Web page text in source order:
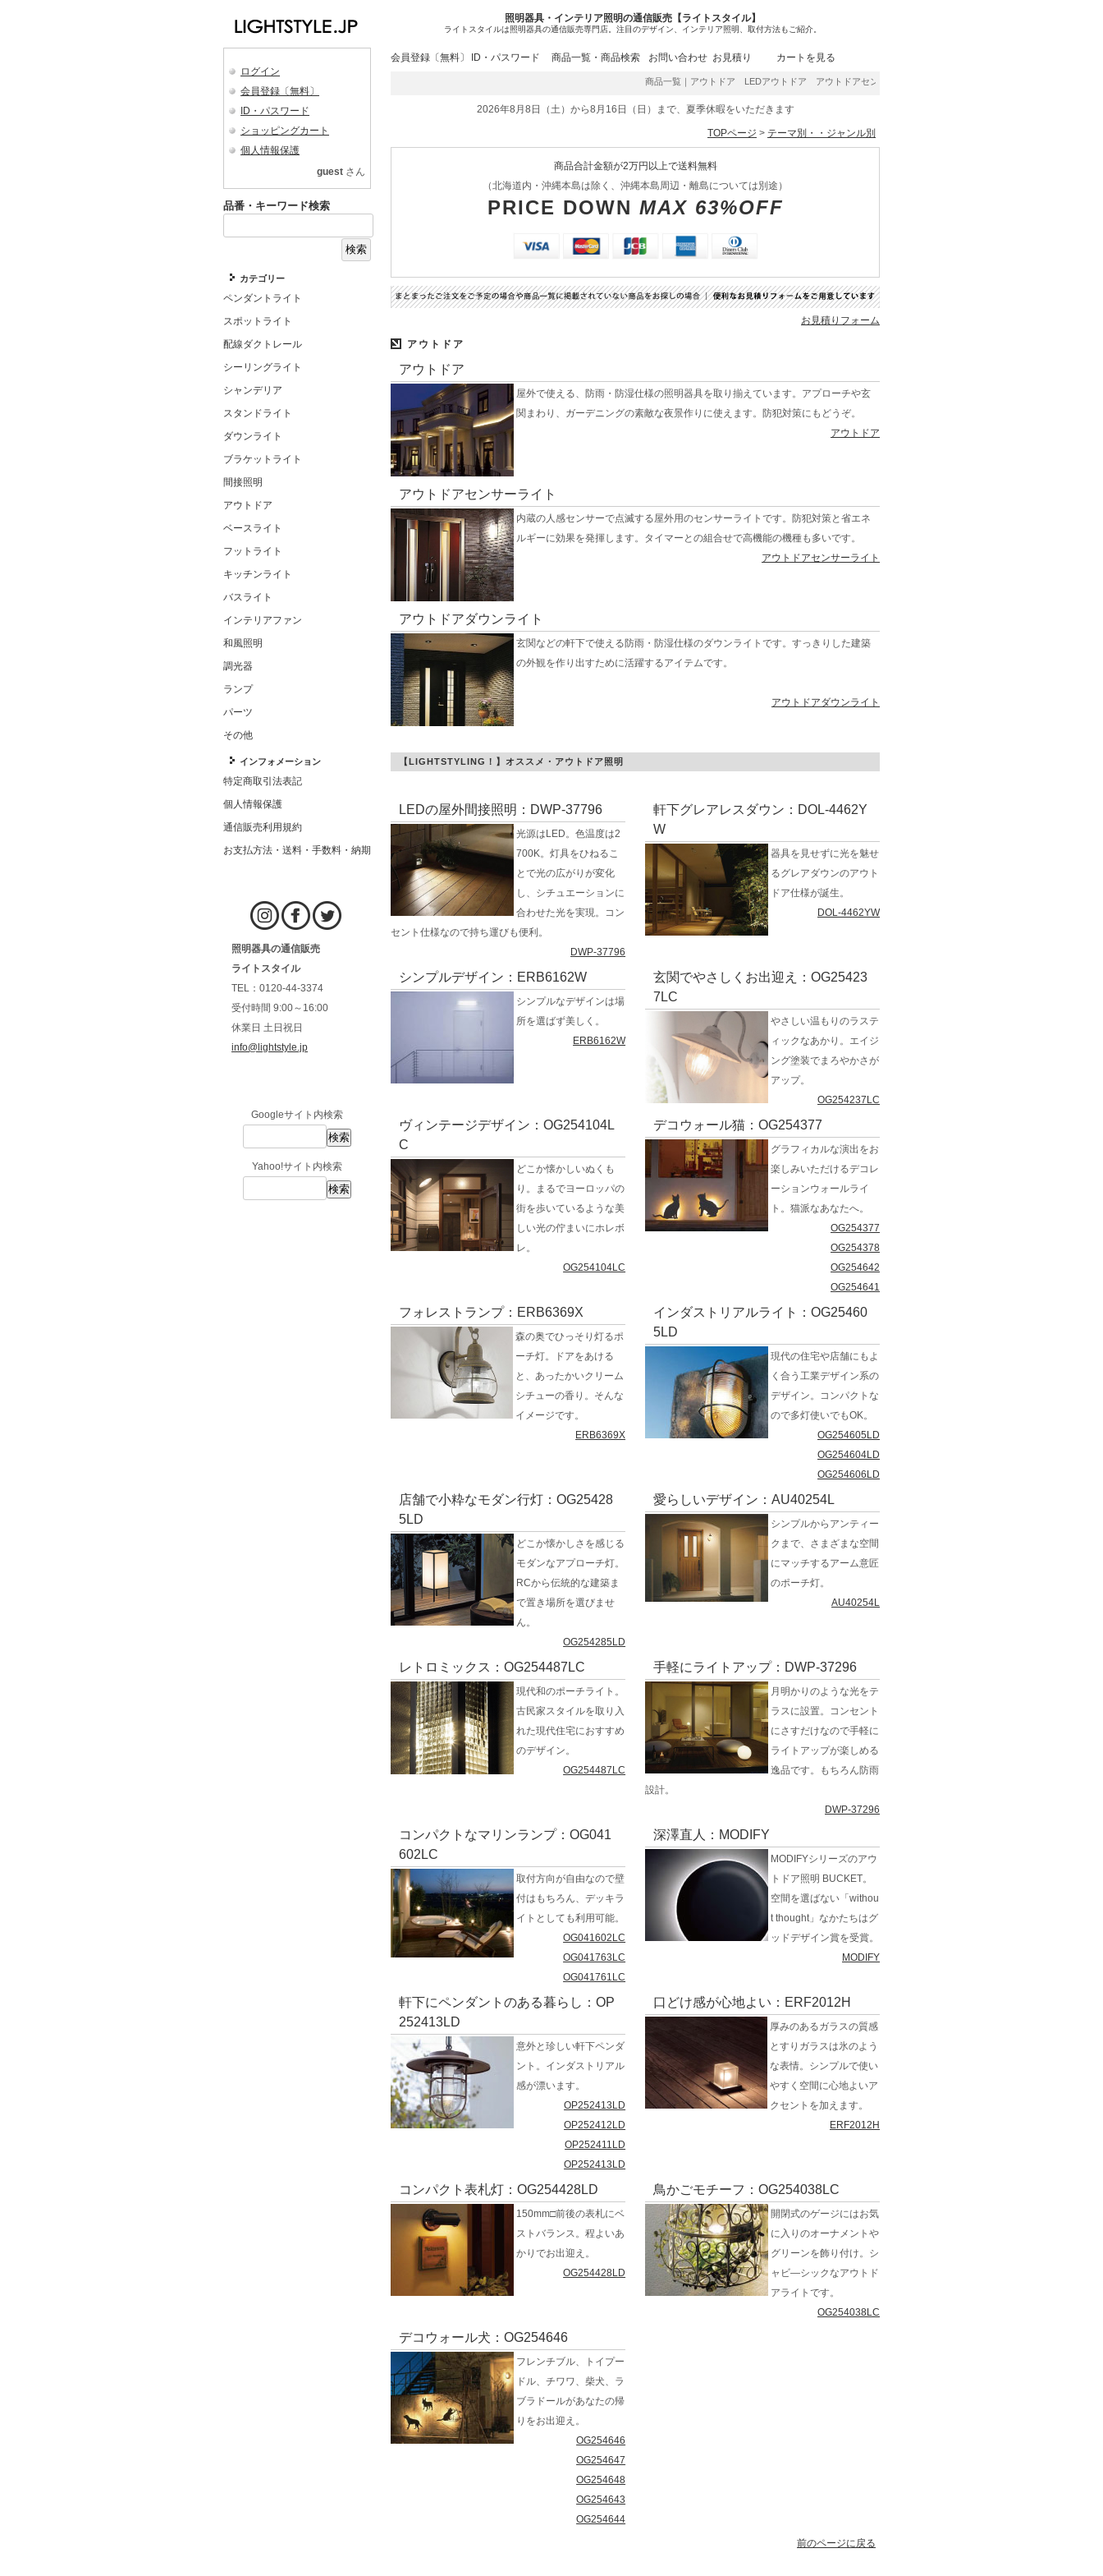
照明器具・インテリア照明の通信販売【ライトスタイル】
ライトスタイルは照明器具の通信販売専門店。注目のデザイン、インテリア照明、取付方法もご紹介。
ログイン
会員登録〔無料〕
ID・パスワード
ショッピングカート
個人情報保護
guest さん
品番・キーワード検索
カテゴリー
ペンダントライト
スポットライト
配線ダクトレール
シーリングライト
シャンデリア
スタンドライト
ダウンライト
ブラケットライト
間接照明
アウトドア
ベースライト
フットライト
キッチンライト
バスライト
インテリアファン
和風照明
調光器
ランプ
パーツ
その他
インフォメーション
特定商取引法表記
個人情報保護
通信販売利用規約
お支払方法・送料・手数料・納期
照明器具の通信販売
ライトスタイル
TEL：0120-44-3374
受付時間 9:00～16:00
休業日 土日祝日
info@lightstyle.jp
Googleサイト内検索
Yahoo!サイト内検索
会員登録〔無料〕 ID・パスワード 商品一覧・商品検索 お問い合わせ お見積り カートを見る
商品一覧｜アウトドア LEDアウトドア アウトドアセンサーライト アウトドアダウンライト | 照明器具の通販・イン
2026年8月8日（土）から8月16日（日）まで、夏季休暇をいただきます
TOPページ > テーマ別・・ジャンル別
商品合計金額が2万円以上で送料無料
（北海道内・沖縄本島は除く、沖縄本島周辺・離島については別途）
PRICE DOWN MAX 63%OFF
お見積りフォーム
アウトドア
アウトドア
屋外で使える、防雨・防湿仕様の照明器具を取り揃えています。アプローチや玄
関まわり、ガーデニングの素敵な夜景作りに使えます。防犯対策にもどうぞ。
アウトドア
アウトドアセンサーライト
内蔵の人感センサーで点滅する屋外用のセンサーライトです。防犯対策と省エネ
ルギーに効果を発揮します。タイマーとの組合せで高機能の機種も多いです。
アウトドアセンサーライト
アウトドアダウンライト
玄関などの軒下で使える防雨・防湿仕様のダウンライトです。すっきりした建築
の外観を作り出すために活躍するアイテムです。
アウトドアダウンライト
【LIGHTSTYLING！】オススメ・アウトドア照明
LEDの屋外間接照明：DWP-37796
光源はLED。色温度は2
700K。灯具をひねるこ
とで光の広がりが変化
し、シチュエーションに
合わせた光を実現。コン
セント仕様なので持ち運びも便利。
DWP-37796
軒下グレアレスダウン：DOL-4462Y
W
器具を見せずに光を魅せ
るグレアダウンのアウト
ドア仕様が誕生。
DOL-4462YW
シンプルデザイン：ERB6162W
シンプルなデザインは場
所を選ばず美しく。
ERB6162W
玄関でやさしくお出迎え：OG25423
7LC
やさしい温もりのラステ
ィックなあかり。エイジ
ング塗装でまろやかさが
アップ。
OG254237LC
ヴィンテージデザイン：OG254104L
C
どこか懐かしいぬくも
り。まるでヨーロッパの
街を歩いているような美
しい光の佇まいにホレボ
レ。
OG254104LC
デコウォール猫：OG254377
グラフィカルな演出をお
楽しみいただけるデコレ
ーションウォールライ
ト。猫派なあなたへ。
OG254377
OG254378
OG254642
OG254641
フォレストランプ：ERB6369X
森の奥でひっそり灯るポ
ーチ灯。ドアをあける
と、あったかいクリーム
シチューの香り。そんな
イメージです。
ERB6369X
インダストリアルライト：OG25460
5LD
現代の住宅や店舗にもよ
く合う工業デザイン系の
デザイン。コンパクトな
ので多灯使いでもOK。
OG254605LD
OG254604LD
OG254606LD
店舗で小粋なモダン行灯：OG25428
5LD
どこか懐かしさを感じる
モダンなアプローチ灯。
RCから伝統的な建築ま
で置き場所を選びませ
ん。
OG254285LD
愛らしいデザイン：AU40254L
シンプルからアンティー
クまで、さまざまな空間
にマッチするアーム意匠
のポーチ灯。
AU40254L
レトロミックス：OG254487LC
現代和のポーチライト。
古民家スタイルを取り入
れた現代住宅におすすめ
のデザイン。
OG254487LC
手軽にライトアップ：DWP-37296
月明かりのような光をテ
ラスに設置。コンセント
にさすだけなので手軽に
ライトアップが楽しめる
逸品です。もちろん防雨
設計。
DWP-37296
コンパクトなマリンランプ：OG041
602LC
取付方向が自由なので壁
付はもちろん、デッキラ
イトとしても利用可能。
OG041602LC
OG041763LC
OG041761LC
深澤直人：MODIFY
MODIFYシリーズのアウ
トドア照明 BUCKET。
空間を選ばない「withou
t thought」なかたちはグ
ッドデザイン賞を受賞。
MODIFY
軒下にペンダントのある暮らし：OP
252413LD
意外と珍しい軒下ペンダ
ント。インダストリアル
感が漂います。
OP252413LD
OP252412LD
OP252411LD
OP252413LD
口どけ感が心地よい：ERF2012H
厚みのあるガラスの質感
とすりガラスは氷のよう
な表情。シンプルで使い
やすく空間に心地よいア
クセントを加えます。
ERF2012H
コンパクト表札灯：OG254428LD
150mm□前後の表札にベ
ストバランス。程よいあ
かりでお出迎え。
OG254428LD
鳥かごモチーフ：OG254038LC
開閉式のゲージにはお気
に入りのオーナメントや
グリーンを飾り付け。シ
ャビ―シックなアウトド
アライトです。
OG254038LC
デコウォール犬：OG254646
フレンチブル、トイプー
ドル、チワワ、柴犬、ラ
ブラドールがあなたの帰
りをお出迎え。
OG254646
OG254647
OG254648
OG254643
OG254644
前のページに戻る